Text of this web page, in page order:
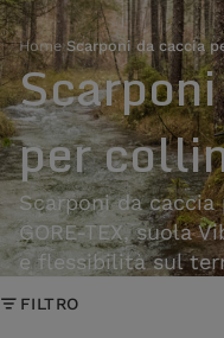
Home›Scarponi da caccia
per
Scarponi da
GORE-TEX, suola
e flessibilità sul
FILTRO